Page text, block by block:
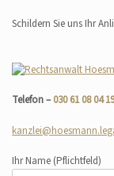
Schildern Sie uns Ihr
Telefon –030 61 08 04
Ihr Name (Pflichtfeld)